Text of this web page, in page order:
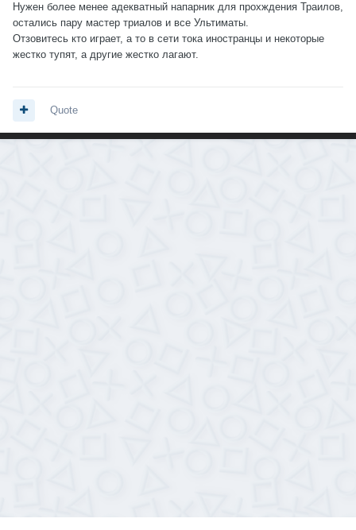
Нужен более менее адекватный напарник для прохждения Траилов,
остались пару мастер триалов и все Ультиматы.
Отзовитесь кто играет, а то в сети тока иностранцы и некоторые
жестко тупят, а другие жестко лагают.
Quote